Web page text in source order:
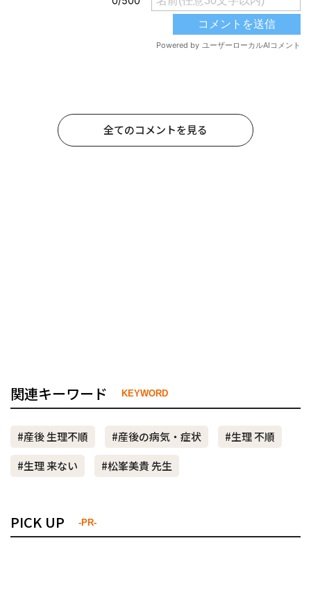
全てのコメントを見る
関連キーワード KEYWORD
#産後 生理不順 #産後の病気・症状
#生理 不順
#生理 来ない
#松峯美貴 先生
PICK UP -PR-